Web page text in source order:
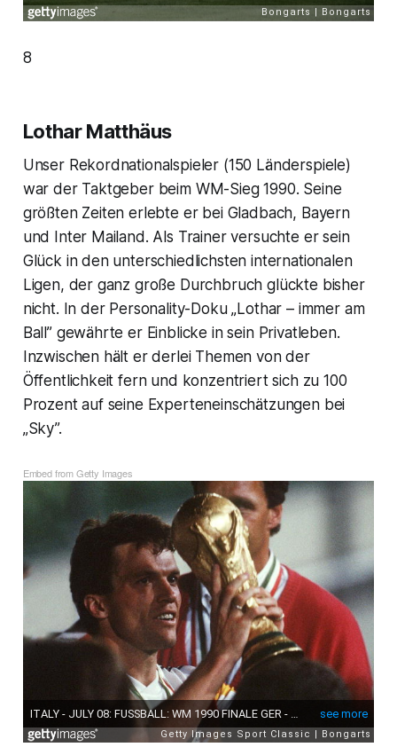
8
Lothar Matthäus
Unser Rekordnationalspieler (150 Länderspiele)
war der Taktgeber beim WM-Sieg 1990. Seine
größten Zeiten erlebte er bei Gladbach, Bayern
und Inter Mailand. Als Trainer versuchte er sein
Glück in den unterschiedlichsten internationalen
Ligen, der ganz große Durchbruch glückte bisher
nicht. In der Personality-Doku „Lothar – immer am
Ball” gewährte er Einblicke in sein Privatleben.
Inzwischen hält er derlei Themen von der
Öffentlichkeit fern und konzentriert sich zu 100
Prozent auf seine Experteneinschätzungen bei
„Sky”.
Embed from Getty Images